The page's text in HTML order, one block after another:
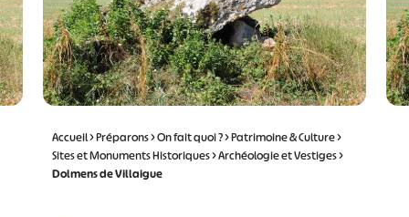
Accueil>Préparons>On fait quoi ?>Patrimoine & Culture>
Sites et Monuments Historiques>Archéologie et Vestiges>
Dolmens de Villaigue